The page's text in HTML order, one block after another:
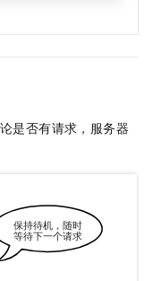
是否有请求，服务器